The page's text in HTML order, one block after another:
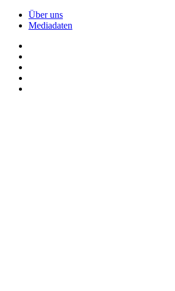
Über uns
Mediadaten